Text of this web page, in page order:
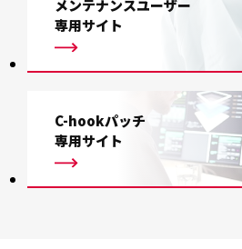
メンテナンスユーザー
専用サイト
C-hookパッチ
専用サイト